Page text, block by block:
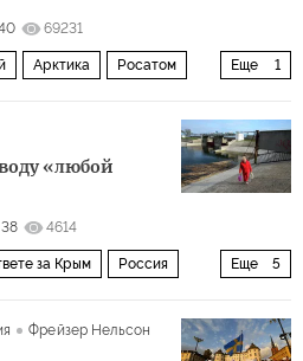
69231
Еще 1
Арктика Росатом
«любой
38 4614
Еще 5
за Крым Россия
Фрейзер Нельсон